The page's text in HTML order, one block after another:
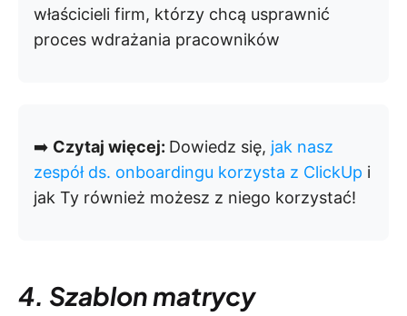
właścicieli firm, którzy chcą usprawnić
proces wdrażania pracowników
➡️ Czytaj więcej: Dowiedz się, jak nasz
zespół ds. onboardingu korzysta z ClickUp i
jak Ty również możesz z niego korzystać!
4. Szablon matrycy